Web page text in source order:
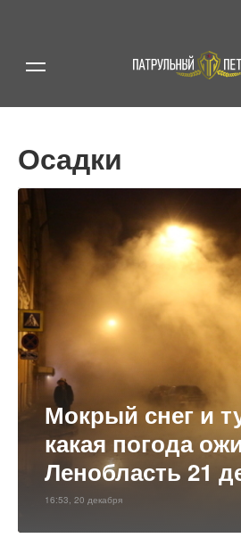
Осадки
Мокрый снег и
какая погода
Ленобласть 21
16:53, 20 декабря